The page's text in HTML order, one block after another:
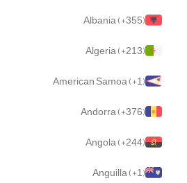
Albania (+355)
Algeria (+213)
American Samoa (+1)
Andorra (+376)
Angola (+244)
Anguilla (+1)